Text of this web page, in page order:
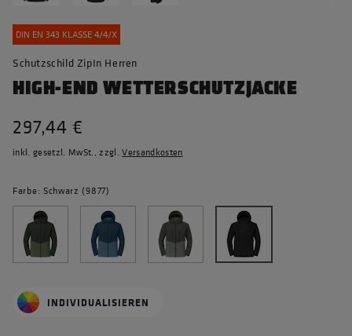
DIN EN 343 KLASSE 4/4/X
Schutzschild ZipIn Herren
HIGH-END WETTERSCHUTZJACKE
297,44 €
inkl. gesetzl. MwSt., zzgl.Versandkosten
Farbe: Schwarz (9877)
INDIVIDUALISIEREN